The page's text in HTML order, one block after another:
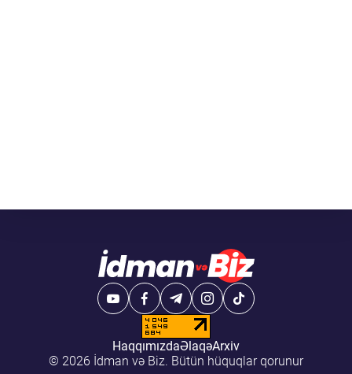
HaqqımızdaƏlaqəArxiv
© 2026 İdman və Biz. Bütün hüquqlar qorunur